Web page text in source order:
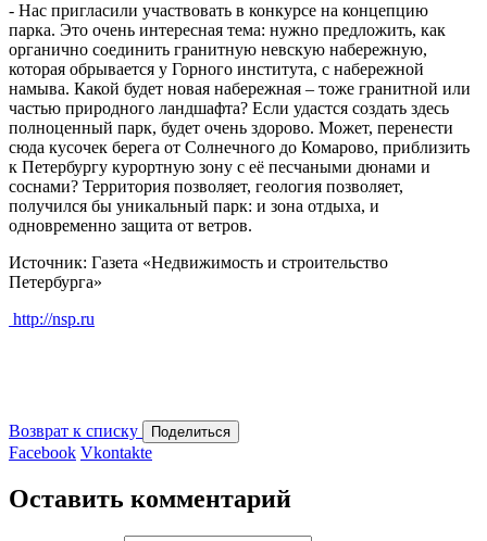
- Нас пригласили участвовать в конкурсе на концепцию
парка. Это очень интересная тема: нужно предложить, как
органично соединить гранитную невскую набережную,
которая обрывается у Горного института, с набережной
намыва. Какой будет новая набережная – тоже гранитной или
частью природного ландшафта? Если удастся создать здесь
полноценный парк, будет очень здорово. Может, перенести
сюда кусочек берега от Солнечного до Комарово, приблизить
к Петербургу курортную зону с её песчаными дюнами и
соснами? Территория позволяет, геология позволяет,
получился бы уникальный парк: и зона отдыха, и
одновременно защита от ветров.
Источник: Газета «Недвижимость и строительство
Петербурга»
http://nsp.ru
Возврат к списку Поделиться
Facebook Vkontakte
Оставить комментарий